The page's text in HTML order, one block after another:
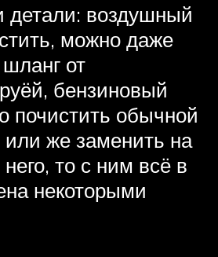
детали: воздушный
можно даже
от
бензиновый
почистить обычной
или же заменить на
то с ним всё в
некоторыми